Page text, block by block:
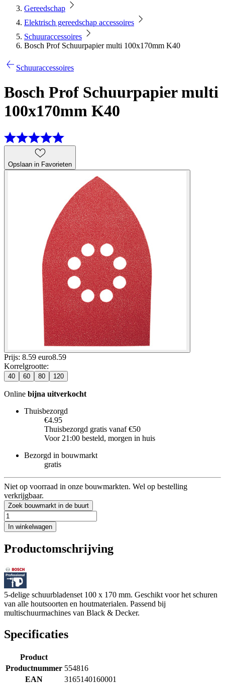
Gereedschap
Elektrisch gereedschap accessoires
Schuuraccessoires
Bosch Prof Schuurpapier multi 100x170mm K40
Schuuraccessoires
Bosch Prof Schuurpapier multi
100x170mm K40
Opslaan in Favorieten
Prijs: 8.59 euro8.59
Korrelgrootte:
40 60 80 120
Online bijna uitverkocht
Thuisbezorgd
€4.95
Thuisbezorgd gratis vanaf €50
Voor 21:00 besteld, morgen in huis
Bezorgd in bouwmarkt
gratis
Niet op voorraad in onze bouwmarkten. Wel op bestelling
verkrijgbaar.
Zoek bouwmarkt in de buurt
In winkelwagen
Productomschrijving
5-delige schuurbladenset 100 x 170 mm. Geschikt voor het schuren
van alle houtsoorten en houtmaterialen. Passend bij
multischuurmachines van Black & Decker.
Specificaties
Product
Productnummer 554816
EAN
3165140160001